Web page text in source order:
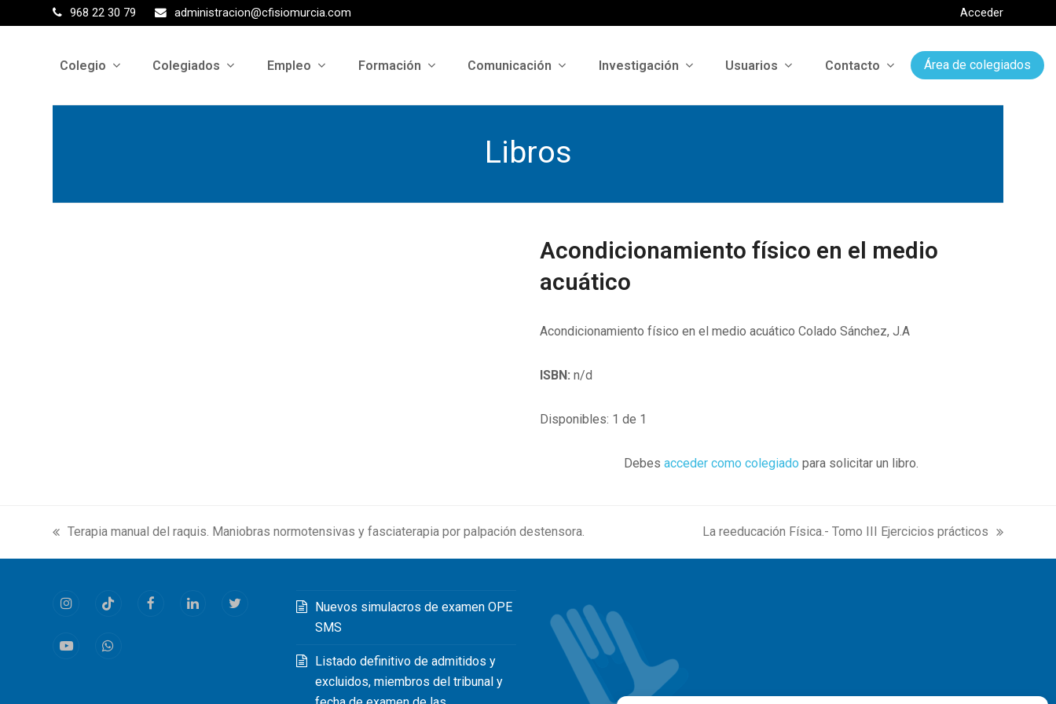
968 22 30 79 administracion@cfisiomurcia.com Acceder
Colegio Colegiados Empleo Formación Comunicación Investigación Usuarios Contacto Área de colegiados
Libros
Acondicionamiento físico en el medio
acuático
Acondicionamiento físico en el medio acuático Colado Sánchez, J.A
ISBN: n/d
Disponibles: 1 de 1
Debesacceder como colegiado para solicitar un libro.
previous
post:
Terapia manual del raquis. Maniobras normotensivas y fasciaterapia por palpación destensora.
next
post:
La reeducación Física.- Tomo III Ejercicios prácticos
InstagramTiktok FacebookLinkedInTwitter
YoutubeWhatsapp
Nuevos simulacros de examen OPE
SMS
Listado definitivo de admitidos y
excluidos, miembros del tribunal y